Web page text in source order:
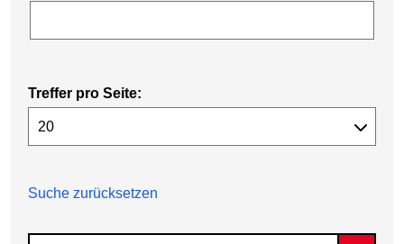
Treffer pro Seite:
Suche zurücksetzen